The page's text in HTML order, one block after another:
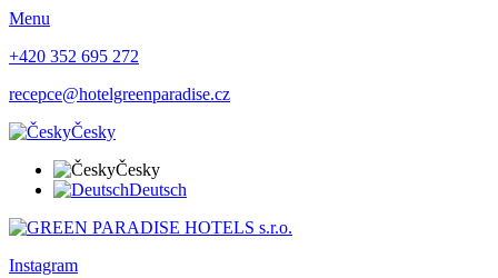
Menu
+420 352 695 272
recepce@hotelgreenparadise.cz
Česky
Česky
Deutsch
Instagram